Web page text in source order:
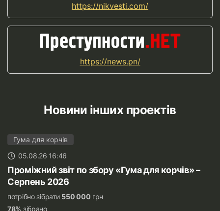
https://nikvesti.com/
https://news.pn/
Новини інших проектів
Гума для корчів
05.08.26 16:46
Проміжний звіт по збору «Гума для корчів» –
Серпень 2026
потрібно зібрати 550 000 грн
78% зібрано